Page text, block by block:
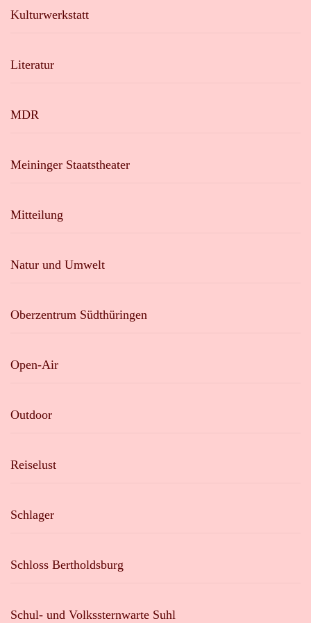
Kulturwerkstatt
Literatur
MDR
Meininger Staatstheater
Mitteilung
Natur und Umwelt
Oberzentrum Südthüringen
Open-Air
Outdoor
Reiselust
Schlager
Schloss Bertholdsburg
Schul- und Volkssternwarte Suhl